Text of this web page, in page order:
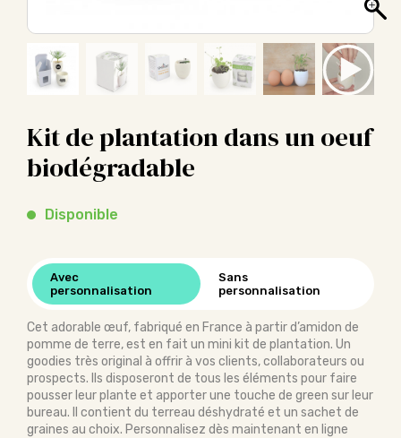
Kit de plantation dans un oeuf
biodégradable
Disponible
Avec
personnalisation
Sans
personnalisation
Cet adorable œuf, fabriqué en France à partir d’amidon de
pomme de terre, est en fait un mini kit de plantation. Un
goodies très original à offrir à vos clients, collaborateurs ou
prospects. Ils disposeront de tous les éléments pour faire
pousser leur plante et apporter une touche de green sur leur
bureau. Il contient du terreau déshydraté et un sachet de
graines au choix. Personnalisez dès maintenant en ligne